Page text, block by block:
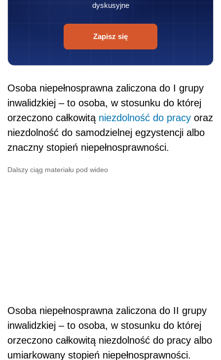
dyskusyjne
Zapisz się
Osoba niepełnosprawna zaliczona do I grupy
inwalidzkiej – to osoba, w stosunku do której
orzeczono całkowitą niezdolność do pracy oraz
niezdolność do samodzielnej egzystencji albo
znaczny stopień niepełnosprawności.
Dalszy ciąg materiału pod wideo
Osoba niepełnosprawna zaliczona do II grupy
inwalidzkiej – to osoba, w stosunku do której
orzeczono całkowitą niezdolność do pracy albo
umiarkowany stopień niepełnosprawności.